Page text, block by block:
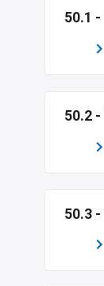
50.1 -
50.2 -
50.3 -